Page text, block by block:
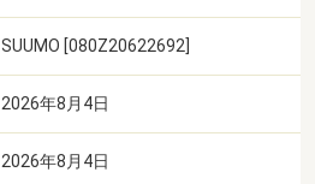
SUUMO [080Z20622692]
2026年8月4日
2026年8月4日